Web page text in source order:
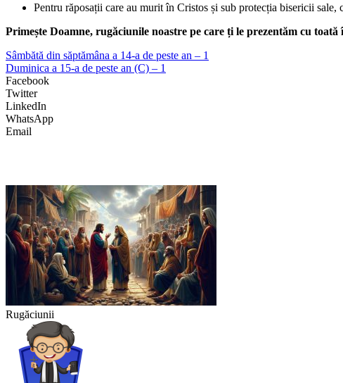
Pentru răposații care au murit în Cristos și sub protecția bisericii
Primește Doamne, rugăciunile noastre pe care ți le prezentăm cu
Sâmbătă din săptămâna a 14-a de peste an – 1
Duminica a 15-a de peste an (C) – 1
Facebook
Twitter
LinkedIn
WhatsApp
Email
Rugăciunii